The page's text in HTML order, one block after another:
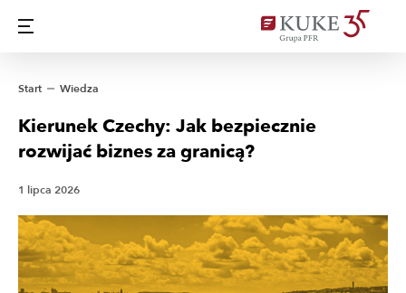
Start Wiedza
Kierunek Czechy: Jak bezpiecznie
rozwijać biznes za granicą?
1 lipca 2026